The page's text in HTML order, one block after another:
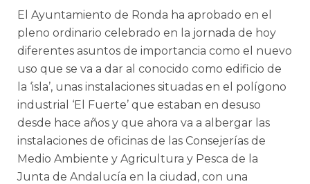
El Ayuntamiento de Ronda ha aprobado en el
pleno ordinario celebrado en la jornada de hoy
diferentes asuntos de importancia como el nuevo
uso que se va a dar al conocido como edificio de
la ‘isla’, unas instalaciones situadas en el polígono
industrial ‘El Fuerte’ que estaban en desuso
desde hace años y que ahora va a albergar las
instalaciones de oficinas de las Consejerías de
Medio Ambiente y Agricultura y Pesca de la
Junta de Andalucía en la ciudad, con una